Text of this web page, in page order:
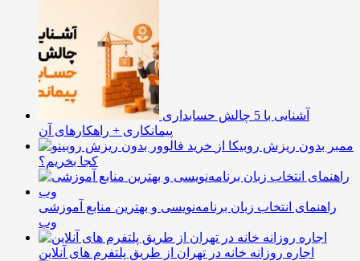
آشنایی با 5 چالش حسابداری
پیمانکاری + راهکارهای آن
ممبر بدون ریزش روبیکا از
کجا بخریم؟
راهنمای انتخاب زبان برنامه‌نویسی و بهترین منابع آموزشی
وب
اجاره روزانه خانه در تهران از طریق پلتفرم های آنلاین